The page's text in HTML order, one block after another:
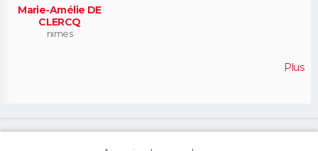
Marie-Amélie DE
CLERCQ
nimes
Plus